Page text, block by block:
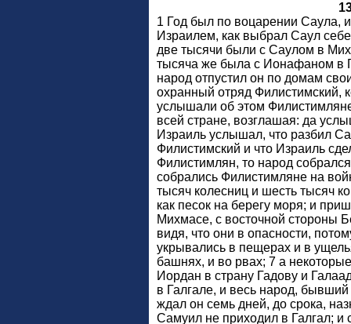
1 Год был по воцарении Саула,
Израилем, как выбрал Саул
две тысячи были с Саулом в
тысяча же была с Ионафаном в
народ отпустил он по домам
охранный отряд Филистимский,
услышали об этом
всей стране, возглашая: да
Израиль услышал, что разбил
Филистимский и что Израиль
Филистимлян, то народ
собрались Филистимляне на
тысяч колесниц и шесть тысяч
как песок на берегу моря; и
Михмасе, с восточной стороны
видя, что они в опасности,
укрывались в пещерах и в
башнях, и во рвах; 7 а
Иордан в страну Гадову и
в Галгале, и весь народ,
ждал он семь дней, до срока,
Самуил не приходил в Галгал; и